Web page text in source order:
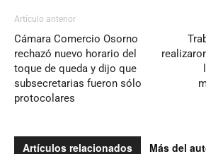
Artículo anterior
Cámara Comercio Osorno
rechazó nuevo horario del
toque de queda y dijo que
subsecretarias fueron sólo
protocolares
Artículos relacionados Más del